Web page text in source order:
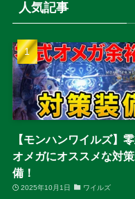
人気記事
【モンハンワイルズ】
オメガにオススメな対
備！
2025年10月1日 ワイルズ